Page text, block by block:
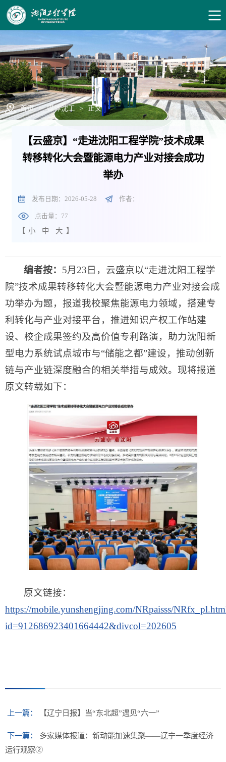
首页 > 媒体沈工 > 正文
【云盛京】“走进沈阳工程学院”技术成果
转移转化大会暨能源电力产业对接会成功
举办
发布日期：2026-05-28 作者：
点击量： 77
【 小 中 大 】
编者按： 5月23日，云盛京以“走进沈阳工程学
院”技术成果转移转化大会暨能源电力产业对接会成
功举办为题，报道我校聚焦能源电力领域，搭建专
利转化与产业对接平台，推进知识产权工作站建
设、校企成果签约及高价值专利路演，助力沈阳新
型电力系统试点城市与“储能之都”建设，推动创新
链与产业链深度融合的相关举措与成效。现将报道
原文转载如下：
原文链接：
https://mobile.yunshengjing.com/NRpaisss/
id=912686923401664442&divcol=202605
上一篇： 【辽宁日报】当“东北超”遇见“六一”
下一篇：
多家媒体报道：新动能加速集聚——辽宁一季度经济
运行观察②